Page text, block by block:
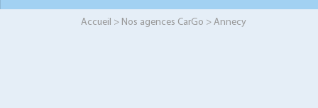
Accueil > Nos agences CarGo > Annecy